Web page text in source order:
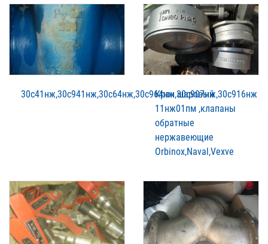
30с41нж,30с941нж,30с64нж,30с964нж,30с907нж,30с916нж
Кран шаровый
11нж01пм ,клапаны
обратные
нержавеющие
Orbinox,Naval,Vexve